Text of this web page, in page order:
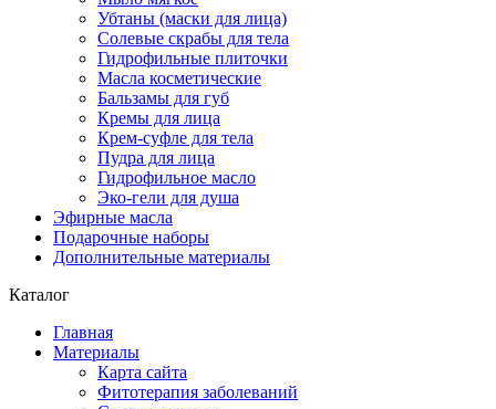
Убтаны (маски для лица)
Солевые скрабы для тела
Гидрофильные плиточки
Масла косметические
Бальзамы для губ
Кремы для лица
Крем-суфле для тела
Пудра для лица
Гидрофильное масло
Эко-гели для душа
Эфирные масла
Подарочные наборы
Дополнительные материалы
Каталог
Главная
Материалы
Карта сайта
Фитотерапия заболеваний